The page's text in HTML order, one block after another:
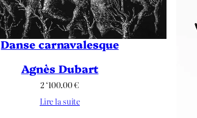
Danse carnavalesque
Agnès Dubart
2 ‘100.00€
Lire la suite